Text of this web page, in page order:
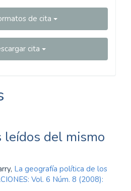
de cita
cita
del mismo
La geografía política de los
Vol. 6 Núm. 8 (2008):